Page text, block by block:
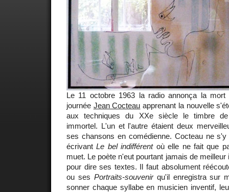
Le 11 octobre 1963 la radio annonça la mort
journée Jean Cocteau apprenant la nouvelle
aux techniques du XXe siècle le timbre
immortel. L'un et l'autre étaient deux
ses chansons en comédienne. Cocteau ne
écrivantLe bel indifférentoù elle ne fait que
muet. Le poète n'eut pourtant jamais de
pour dire ses textes. Il faut absolument
ou ses Portraits-souvenirqu'il enregistra sur
sonner chaque syllabe en musicien inventif,